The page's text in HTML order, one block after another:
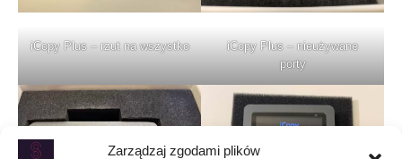
Zarządzaj zgodami plików
iCopy Plus – rzut na wszystko
iCopy Plus – nieużywane
porty